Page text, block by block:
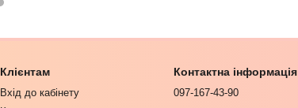
Клієнтам
Вхід до кабінету
Контактна інформація
097-167-43-90